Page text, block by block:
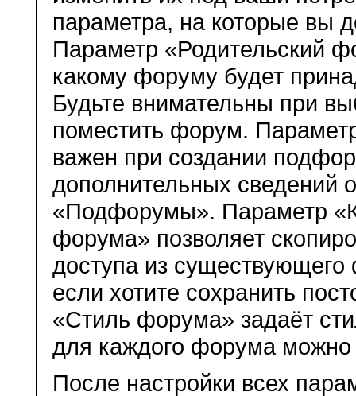
параметра, на которые вы
Параметр «Родительский
какому форуму будет
Будьте внимательны при
поместить форум.
важен при создании
дополнительных сведений
«Подфорумы». Параметр
форума» позволяет
доступа из
если хотите сохранить
«Стиль форума» задаёт
для каждого форума можно
После настройки всех